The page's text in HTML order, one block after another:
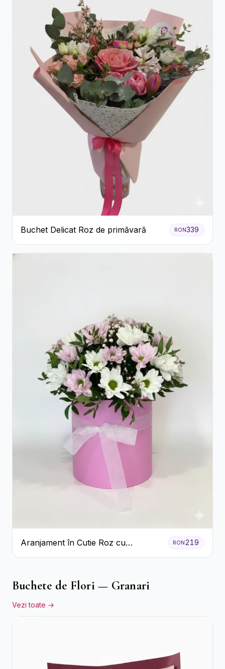
Buchet Delicat Roz de primăvară RON339
Aranjament în Cutie Roz cu
Crizanteme Albe și Lila
RON219
Buchete de Flori — Granari
Vezi toate →